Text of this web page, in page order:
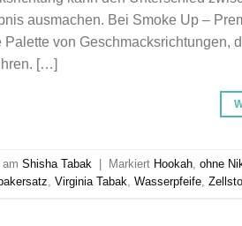
ausmachen. Bei Smoke Up –
Palette von Geschmacksrichtungen,
[…]
Shisha Tabak Markiert Hookah, ohne
, Virginia Tabak, Wasserpfeife,